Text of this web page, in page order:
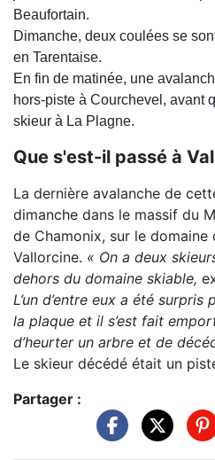
Beaufortain.
Dimanche, deux coulées se
en Tarentaise.
En fin de matinée, une
hors-piste à Courchevel, avant
skieur à La Plagne.
Que s'est-il passé à
La dernière avalanche de
dimanche dans le massif du
de Chamonix, sur le domaine
Vallorcine. « On a deux
dehors du domaine skiable,
L’un d’entre eux a été
la plaque et il s’est fait
d’heurter un arbre et de
Le skieur décédé était un
Partager :